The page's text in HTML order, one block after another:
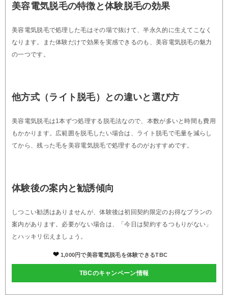
美容電気脱毛の特徴と体験脱毛の効果
美容電気脱毛で処理した毛はその場で抜けて、半永久的に生えてこなく
なります。また体験だけで効果を実感できるのも、美容電気脱毛の魅力
の一つです。
他方式（ライト脱毛）との違いと選び方
美容電気脱毛は1本ずつ処理する脱毛法なので、本数が多いと時間も費用
もかかります。広範囲を脱毛したい場合は、ライト脱毛で毛量を減らし
てから、残った毛を美容電気脱毛で処理するのがおすすめです。
体験後の案内と勧誘傾向
しつこい勧誘はありませんが、体験後は初回契約限定のお得なプランの
案内があります。必要がない場合は、「今日は契約するつもりがない」
とハッキリ伝えましょう。
1,000円で美容電気脱毛を体験できるTBC
TBCのキャンペーン情報